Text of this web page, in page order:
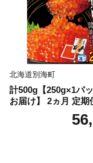
北海道別海町
計500g【250g×1パ
お届け】 2ヵ月 定期
「北海道」 いくら
【NKM02NQ13】（